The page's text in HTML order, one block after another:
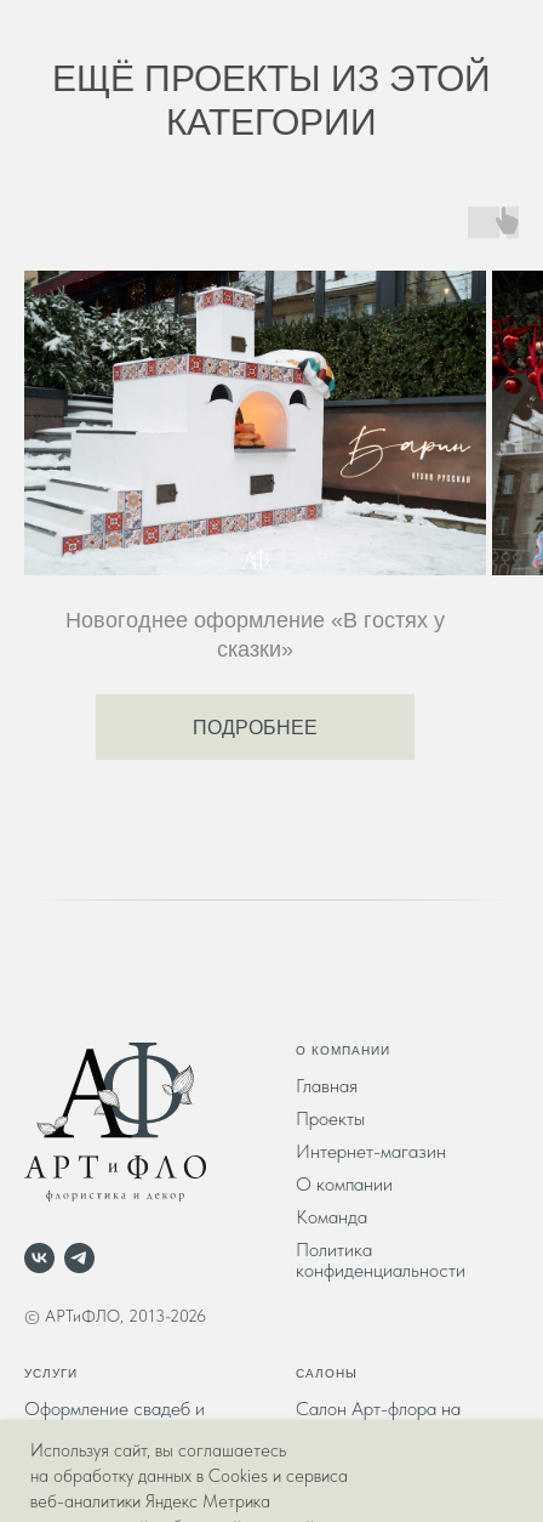
ЕЩЁ ПРОЕКТЫ ИЗ ЭТОЙ
КАТЕГОРИИ
Новогоднее оформление «В гостях у
сказки»
ПОДРОБНЕЕ
© АРТиФЛО, 2013-2026
О КОМПАНИИ
Главная
Проекты
Интернет-магазин
О компании
Команда
Политика
конфиденциальности
УСЛУГИ
Оформление свадеб и
Букеты и композиции
Декорирование частных и
коммерческих пространств
САЛОНЫ
Салон Арт-флора на
Используя сайт, вы соглашаетесь
на обработку данных в Cookies и сервиса
веб-аналитики Яндекс Метрика